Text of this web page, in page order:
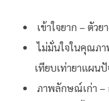
เข้าใจยาก – ตั
ไม่มั่นใจในคุณภา
เทียบเท่ายาแผน
ภาพลักษณ์เก่า –